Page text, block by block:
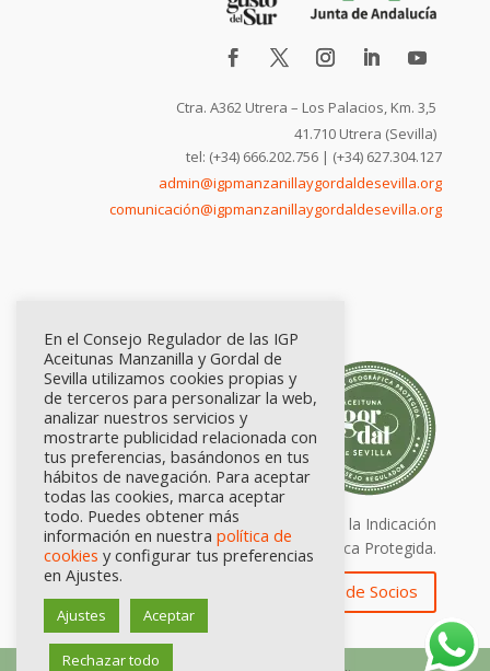
Ctra. A362 Utrera – Los Palacios, Km. 3,5
41.710 Utrera (Sevilla)
tel: (+34) 666.202.756 | (+34) 627.304.127
admin@igpmanzanillaygordaldesevilla.org
comunicación@igpmanzanillaygordaldesevilla.org
Calidad certificada por Origen. Sellos de la Indicación
Geográfica Protegida.
Zona de Socios
En el Consejo Regulador de las IGP
Aceitunas Manzanilla y Gordal de
Sevilla utilizamos cookies propias y
de terceros para personalizar la web,
analizar nuestros servicios y
mostrarte publicidad relacionada con
tus preferencias, basándonos en tus
hábitos de navegación. Para aceptar
todas las cookies, marca aceptar
todo. Puedes obtener más
información en nuestra política de
cookies y configurar tus preferencias
en Ajustes.
Ajustes Aceptar
Rechazar todo